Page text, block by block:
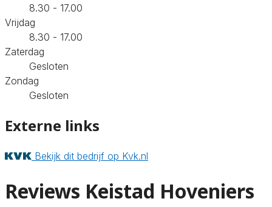
8.30 - 17.00
Vrijdag
8.30 - 17.00
Zaterdag
Gesloten
Zondag
Gesloten
Externe links
Bekijk dit bedrijf op Kvk.nl
Reviews Keistad Hoveniers